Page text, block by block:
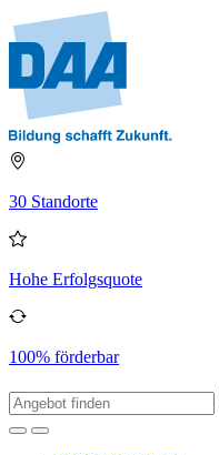
30 Standorte
Hohe Erfolgsquote
100% förderbar